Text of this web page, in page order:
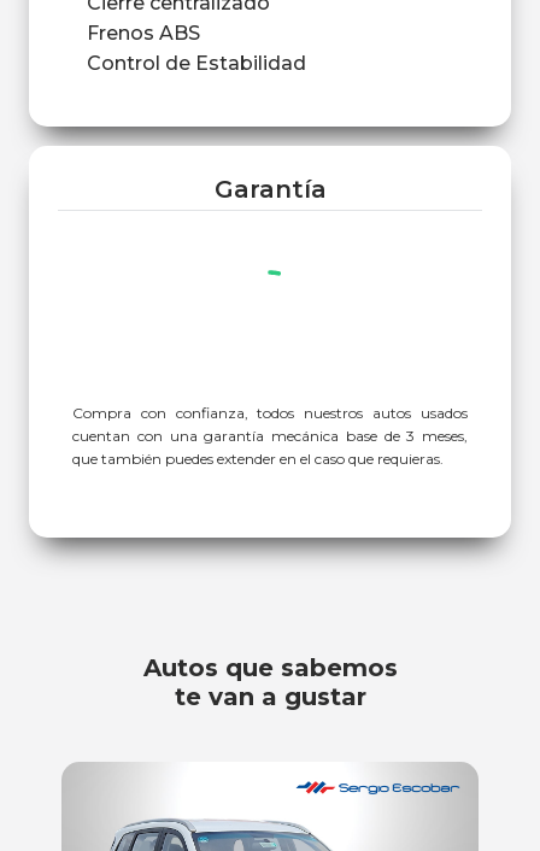
Frenos ABS
Control de Estabilidad
Garantía
Compra con confianza, todos nuestros autos usados
cuentan con una garantía mecánica base de 3 meses,
que también puedes extender en el caso que requieras.
Autos que sabemos
te van a gustar